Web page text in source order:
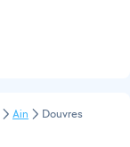
Ain Douvres